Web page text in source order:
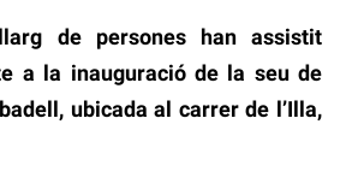
de persones han assistit
a la inauguració de la seu de
ubicada al carrer de l’Illa,